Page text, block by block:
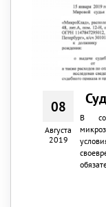
08
Августа
2019
В